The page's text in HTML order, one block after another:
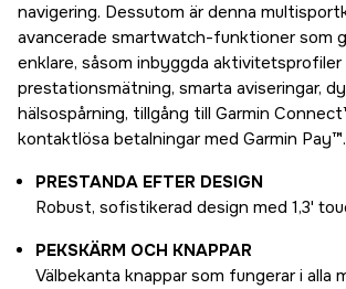
navigering. Dessutom är denna
avancerade smartwatch-funktioner som
enklare, såsom inbyggda aktivitetsprofiler
prestationsmätning, smarta aviseringar,
hälsospårning, tillgång till Garmin
kontaktlösa betalningar med Garmin Pay™.
PRESTANDA EFTER DESIGN
Robust, sofistikerad design med 1,3'
PEKSKÄRM OCH KNAPPAR
Välbekanta knappar som fungerar i alla